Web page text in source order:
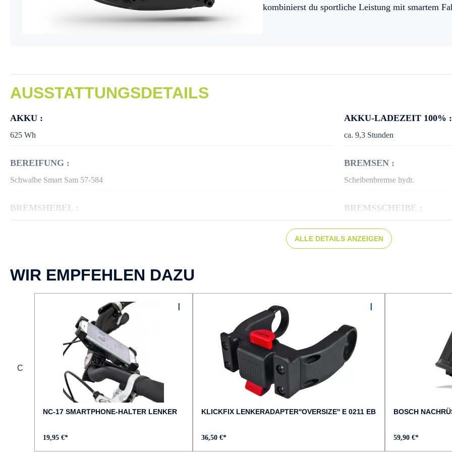
kombinierst du sportliche Leistung mit smartem
AUSSTATTUNGSDETAILS
AKKU :
625 Wh
AKKU-LADEZEIT 100% :
ca. 9,3 Stunden
BEREIFUNG :
Schwalbe Smart Sam 57-584
BREMSEN :
Scheibenbremse hydr.
BREMSHEBEL : BREMSSCHEIBE :
Shimano MT200 2-Kolben
FEDERWEG VORNE : FELGEN :
RodiTryp25 geöst
SR Suntour XCM NLO, blockierbar
ca. 27 kg ERGON GC10
ALLE DETAILS ANZEIGEN
WIR EMPFEHLEN DAZU
NC-17 SMARTPHONE-HALTER LENKER
19,95 €*
KLICKFIX LENKERADAPTER''OVERSIZE'' E 0211 EB
36,50 €*
BOSCH
59,90 €*